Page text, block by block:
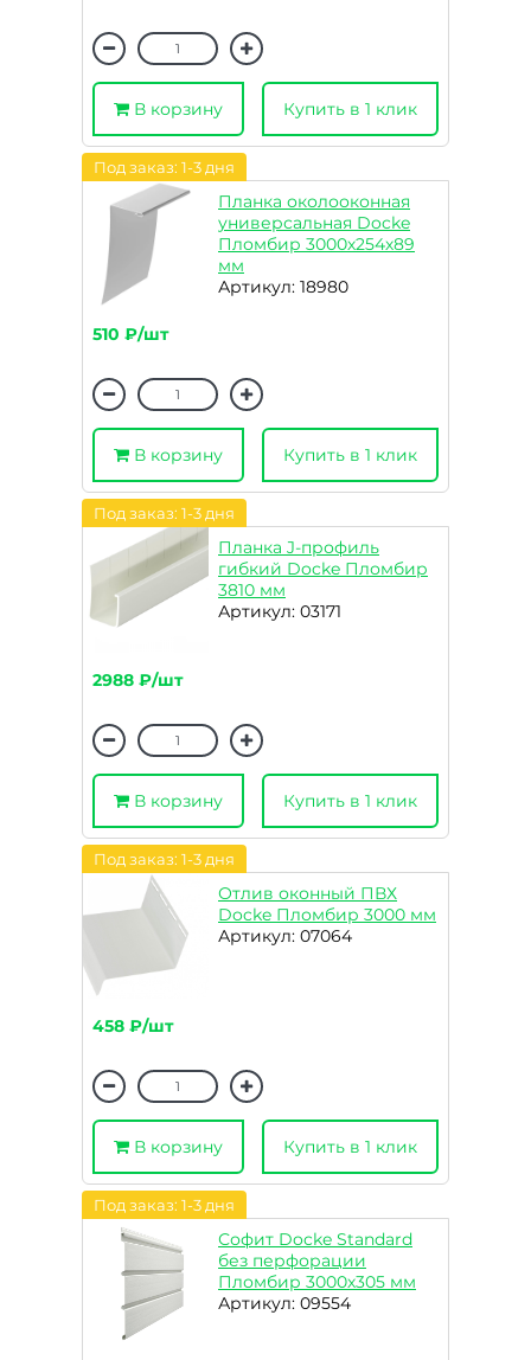
В корзину Купить в 1 клик
Под заказ: 1-3 дня
Планка околооконная
универсальная Docke
Пломбир 3000х254х89
мм
Артикул: 18980
510 ₽/шт
В корзину Купить в 1 клик
Под заказ: 1-3 дня
Планка J-профиль
гибкий Docke Пломбир
3810 мм
Артикул: 03171
2988 ₽/шт
В корзину Купить в 1 клик
Под заказ: 1-3 дня
Отлив оконный ПВХ
Docke Пломбир 3000 мм
Артикул: 07064
458 ₽/шт
В корзину Купить в 1 клик
Под заказ: 1-3 дня
Софит Docke Standard
без перфорации
Пломбир 3000х305 мм
Артикул: 09554